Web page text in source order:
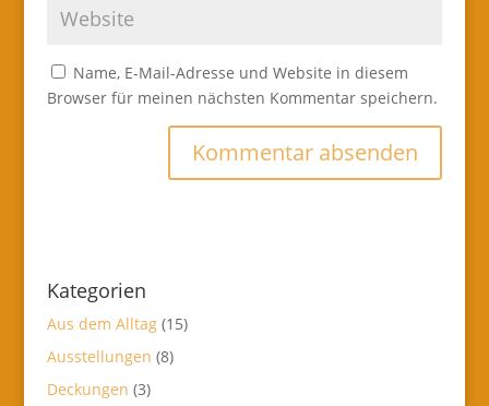
Name, E-Mail-Adresse und Website in diesem
Browser für meinen nächsten Kommentar speichern.
Kategorien
Aus dem Alltag(15)
Ausstellungen (8)
Deckungen (3)